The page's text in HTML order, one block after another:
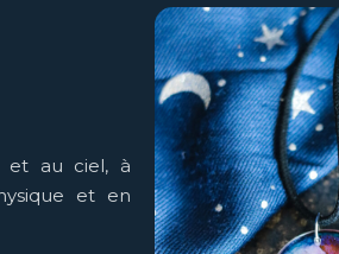
et au ciel, à
et en